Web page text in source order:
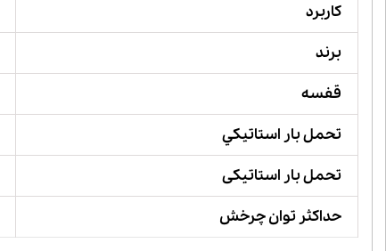
کاربرد
برند
قفسه
تحمل بار استاتيكي
تحمل بار استاتیکی
حداکثر توان چرخش